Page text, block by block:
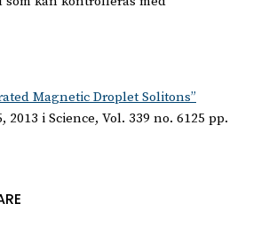
Magnetic Droplet Solitons”
i Science, Vol. 339 no. 6125 pp.